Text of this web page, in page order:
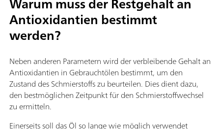
Antioxidantien bestimmt
werden?
Neben anderen Parametern wird der verbleibende Gehalt an
Antioxidantien in Gebrauchtölen bestimmt, um den
Zustand des Schmierstoffs zu beurteilen. Dies dient dazu,
den bestmöglichen Zeitpunkt für den Schmierstoffwechsel
zu ermitteln.
Einerseits soll das Öl so lange wie möglich verwendet